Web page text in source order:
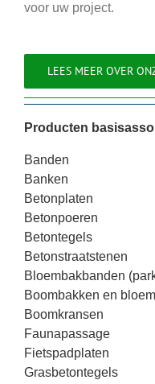
voor uw project.
LEES MEER OVER
Producten
Banden
Banken
Betonplaten
Betonpoeren
Betontegels
Betonstraatstenen
Bloembakbanden
Boombakken en
Boomkransen
Faunapassage
Fietspadplaten
Grasbetontegels